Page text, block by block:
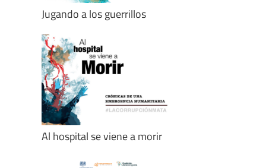
Jugando a los guerrillos
Al hospital se viene a morir